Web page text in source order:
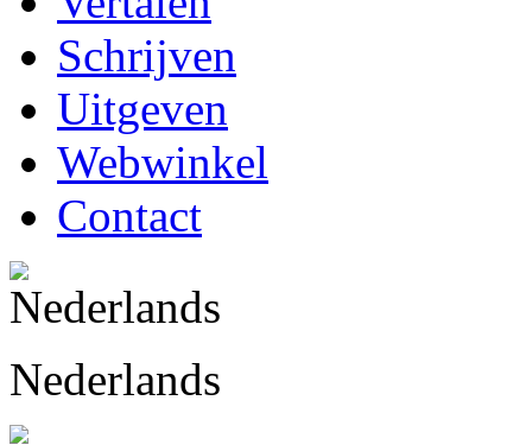
Schrijven
Uitgeven
Webwinkel
Contact
Nederlands